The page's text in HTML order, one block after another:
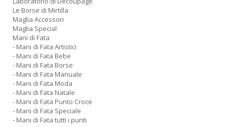
Le Borse di Mirtilla
Maglia Accessori
Maglia Special
Mani di Fata
- Mani di Fata Artistici
- Mani di Fata Bebe
- Mani di Fata Borse
- Mani di Fata Manuale
- Mani di Fata Moda
- Mani di Fata Natale
- Mani di Fata Punto Croce
- Mani di Fata Speciale
- Mani di Fata tutti i punti